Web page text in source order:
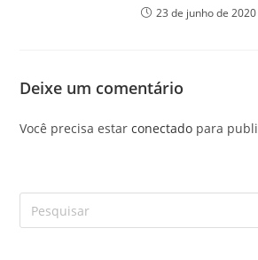
23 de junho de 2020
Deixe um comentário
Você precisa estarconectado para